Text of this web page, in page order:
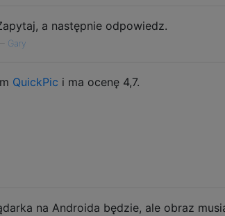
a następnie odpowiedz.
Gary
QuickPic i ma ocenę 4,7.
na Androida będzie, ale obraz